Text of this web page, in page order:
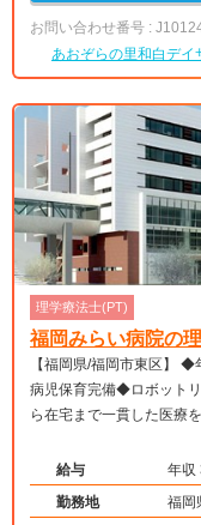
お問い合わせ番号 :
あおぞらの里和白デイ
理学療法士(PT)
福岡みらい病院の
【福岡県/福岡市東区】 ◆年間休日125日◆賞与4.0ヶ月分◆院内託児所や
病児保育完備◆ロボット
ら在宅まで一貫した医療
給与
勤務地
福岡